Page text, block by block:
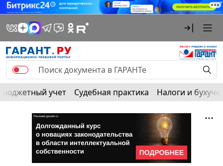
Бюджетный учет Судебная практика Налоги и